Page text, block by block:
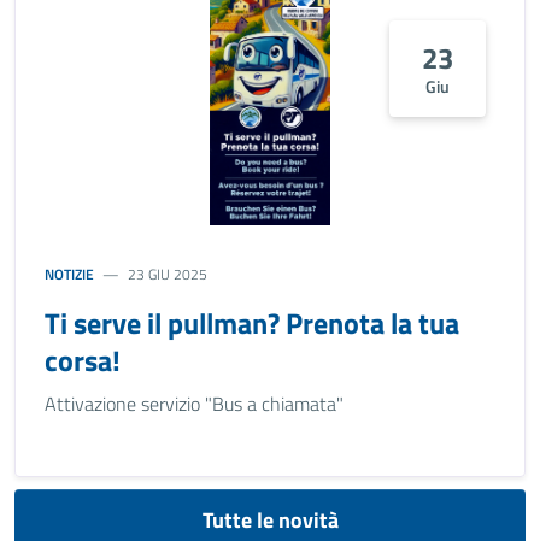
23
Giu
NOTIZIE 23 GIU 2025
Ti serve il pullman? Prenota la tua
corsa!
Attivazione servizio "Bus a chiamata"
Tutte le novità